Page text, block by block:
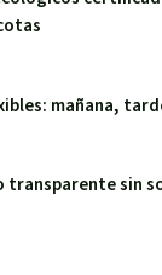
mañana,
transparente sin